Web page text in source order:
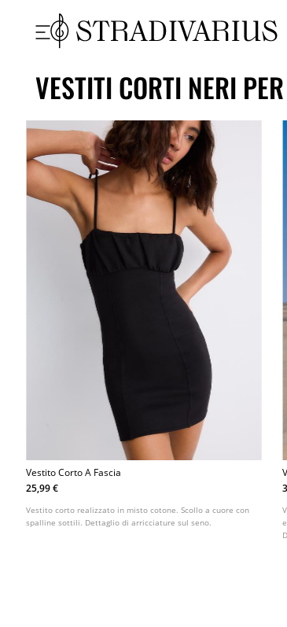
VESTITI CORTI NERI
Vestito Corto A Fascia
25,99 €
Vestito corto realizzato in misto cotone. Scollo a cuore con
spalline sottili. Dettaglio di arricciature sul seno.